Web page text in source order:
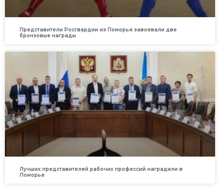
Представители Росгвардии из Поморья завоевали две
бронзовые награды
Лучших представителей рабочих профессий наградили в
Поморье